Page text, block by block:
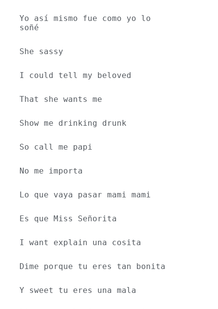
Yo así mismo fue como yo lo
soñé
She sassy
I could tell my beloved
That she wants me
Show me drinking drunk
So call me papi
No me importa
Lo que vaya pasar mami mami
Es que Miss Señorita
I want explain una cosita
Dime porque tu eres tan bonita
Y sweet tu eres una mala